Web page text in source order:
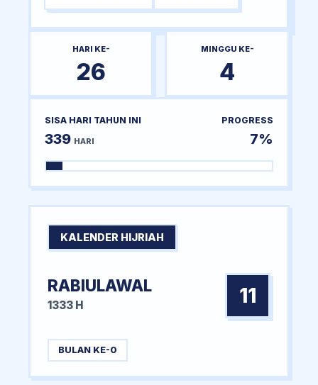
HARI KE-
26
MINGGU KE-
4
SISA HARI TAHUN INI
339 HARI
PROGRESS
7%
KALENDER HIJRIAH
RABIULAWAL
1333 H 11
BULAN KE-0